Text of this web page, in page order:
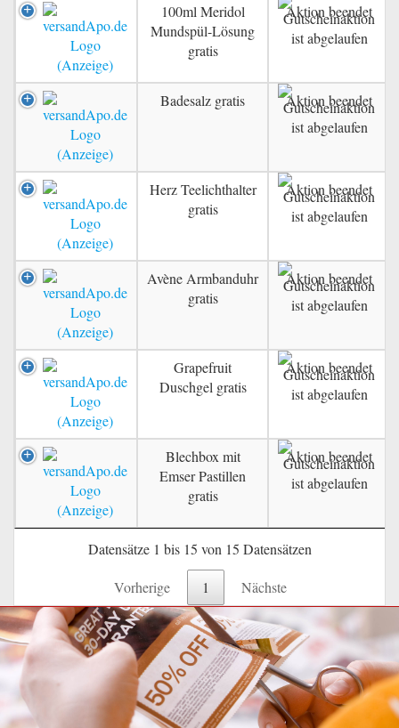
100ml Meridol
Mundspül-Lösung
gratis
Aktion beendet
Badesalz gratis Aktion beendet
Herz Teelichthalter
gratis
Aktion beendet
Avène Armbanduhr
gratis
Aktion beendet
Grapefruit
Duschgel gratis
Aktion beendet
Blechbox mit
Emser Pastillen
gratis
Aktion beendet
Datensätze 1 bis 15 von 15 Datensätzen
Vorherige 1 Nächste